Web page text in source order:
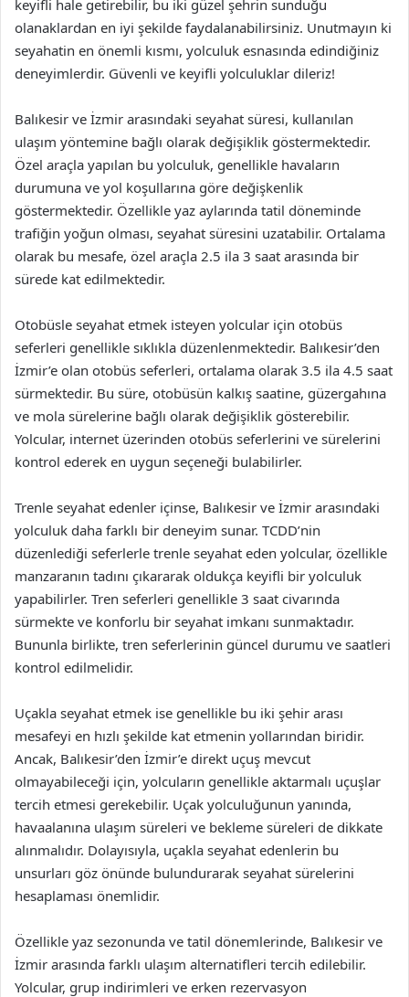
keyifli hale getirebilir, bu iki güzel şehrin sunduğu
olanaklardan en iyi şekilde faydalanabilirsiniz. Unutmayın ki
seyahatin en önemli kısmı, yolculuk esnasında edindiğiniz
deneyimlerdir. Güvenli ve keyifli yolculuklar dileriz!
Balıkesir ve İzmir arasındaki seyahat süresi, kullanılan
ulaşım yöntemine bağlı olarak değişiklik göstermektedir.
Özel araçla yapılan bu yolculuk, genellikle havaların
durumuna ve yol koşullarına göre değişkenlik
göstermektedir. Özellikle yaz aylarında tatil döneminde
trafiğin yoğun olması, seyahat süresini uzatabilir. Ortalama
olarak bu mesafe, özel araçla 2.5 ila 3 saat arasında bir
sürede kat edilmektedir.
Otobüsle seyahat etmek isteyen yolcular için otobüs
seferleri genellikle sıklıkla düzenlenmektedir. Balıkesir’den
İzmir’e olan otobüs seferleri, ortalama olarak 3.5 ila 4.5 saat
sürmektedir. Bu süre, otobüsün kalkış saatine, güzergahına
ve mola sürelerine bağlı olarak değişiklik gösterebilir.
Yolcular, internet üzerinden otobüs seferlerini ve sürelerini
kontrol ederek en uygun seçeneği bulabilirler.
Trenle seyahat edenler içinse, Balıkesir ve İzmir arasındaki
yolculuk daha farklı bir deneyim sunar. TCDD’nin
düzenlediği seferlerle trenle seyahat eden yolcular, özellikle
manzaranın tadını çıkararak oldukça keyifli bir yolculuk
yapabilirler. Tren seferleri genellikle 3 saat civarında
sürmekte ve konforlu bir seyahat imkanı sunmaktadır.
Bununla birlikte, tren seferlerinin güncel durumu ve saatleri
kontrol edilmelidir.
Uçakla seyahat etmek ise genellikle bu iki şehir arası
mesafeyi en hızlı şekilde kat etmenin yollarından biridir.
Ancak, Balıkesir’den İzmir’e direkt uçuş mevcut
olmayabileceği için, yolcuların genellikle aktarmalı uçuşlar
tercih etmesi gerekebilir. Uçak yolculuğunun yanında,
havaalanına ulaşım süreleri ve bekleme süreleri de dikkate
alınmalıdır. Dolayısıyla, uçakla seyahat edenlerin bu
unsurları göz önünde bulundurarak seyahat sürelerini
hesaplaması önemlidir.
Özellikle yaz sezonunda ve tatil dönemlerinde, Balıkesir ve
İzmir arasında farklı ulaşım alternatifleri tercih edilebilir.
Yolcular, grup indirimleri ve erken rezervasyon